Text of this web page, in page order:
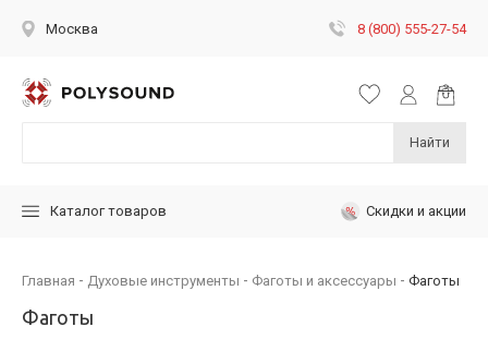
Москва 8 (800) 555-27-54
Найти
Каталог товаров Скидки и акции
Главная Духовые инструменты Фаготы и аксессуары Фаготы
Фаготы